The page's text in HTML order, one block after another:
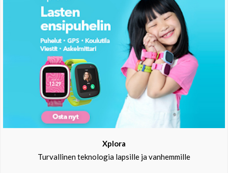
Xplora
Turvallinen teknologia lapsille ja vanhemmille